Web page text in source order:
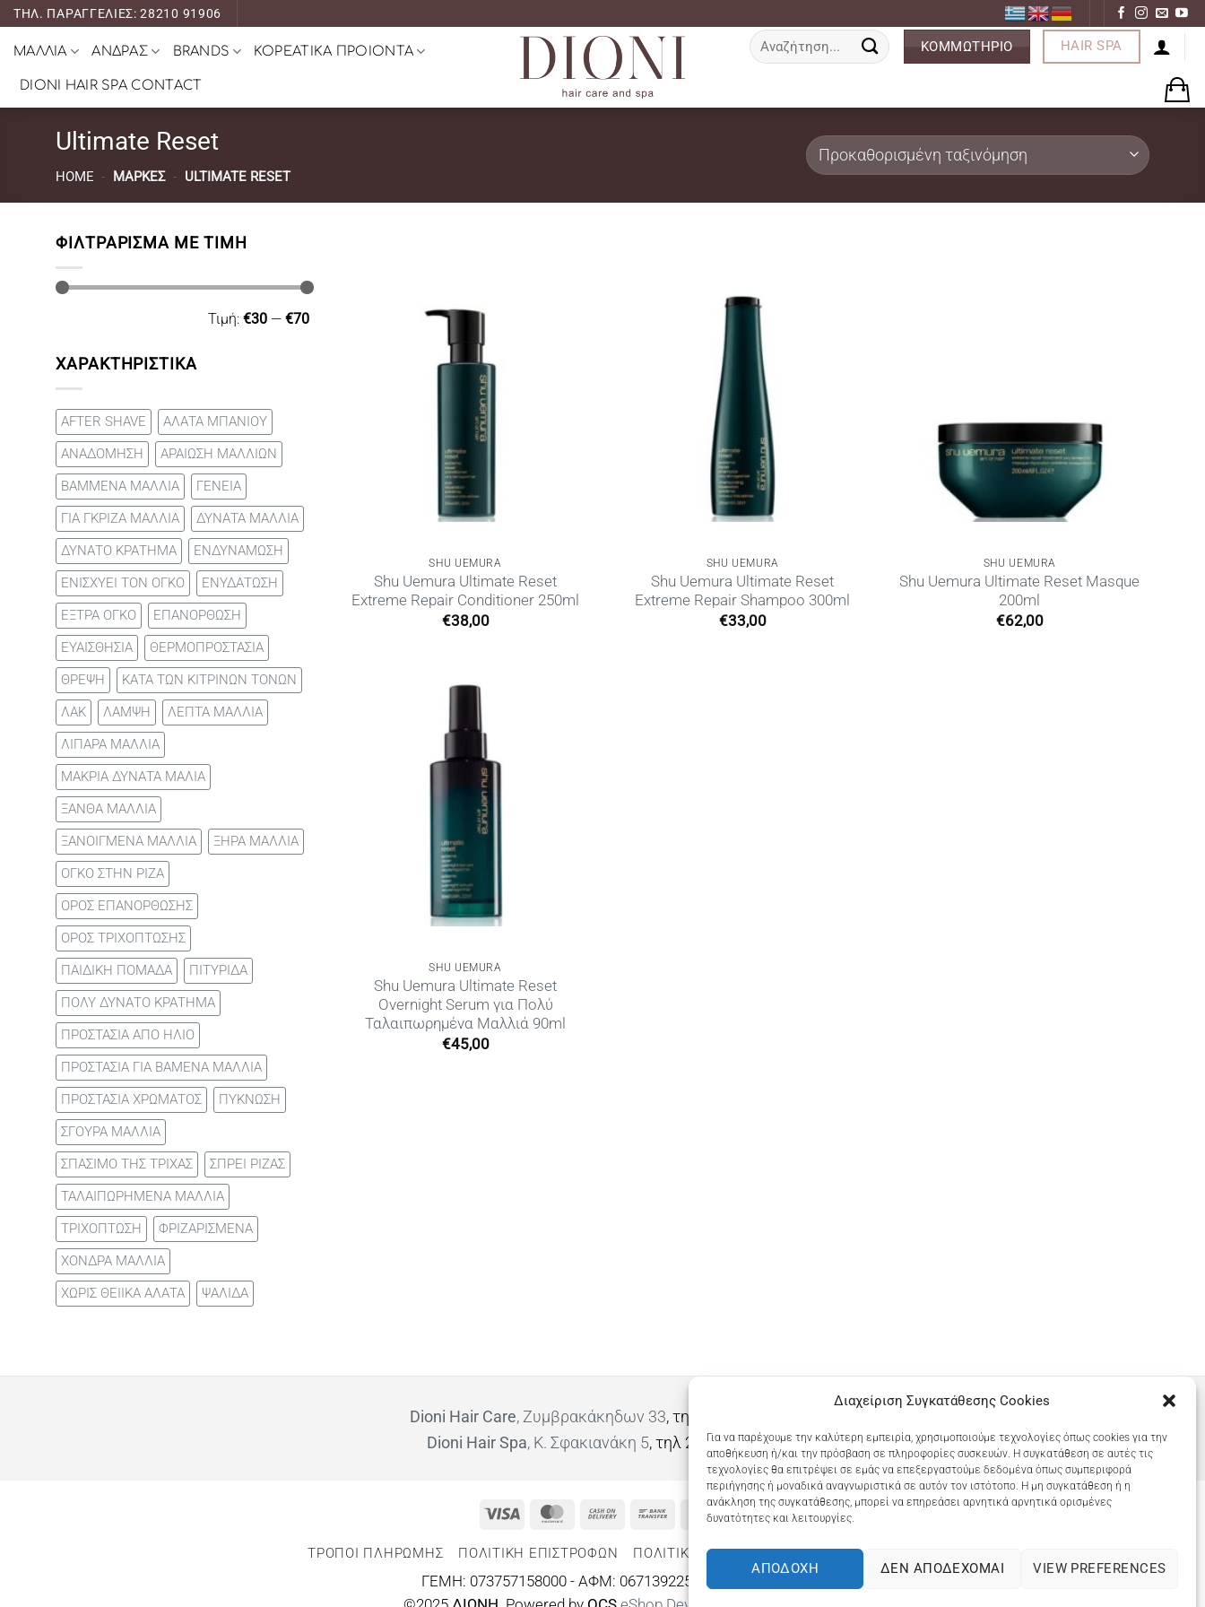
Διαχείριση Συγκατάθεσης Cookies
Για να παρέχουμε την καλύτερη εμπειρία, χρησιμοποιούμε τεχνολογίες όπως cookies για την
αποθήκευση ή/και την πρόσβαση σε πληροφορίες συσκευών. Η συγκατάθεση σε αυτές τις
τεχνολογίες θα επιτρέψει σε εμάς να επεξεργαστούμε δεδομένα όπως συμπεριφορά
περιήγησης ή μοναδικά αναγνωριστικά σε αυτόν τον ιστότοπο. Η μη συγκατάθεση ή η
ανάκληση της συγκατάθεσης, μπορεί να επηρεάσει αρνητικά αρνητικά ορισμένες
δυνατότητες και λειτουργίες.
ΑΠΟΔΟΧΉ ΔΕΝ ΑΠΟΔΈΧΟΜΑΙ VIEW PREFERENCES
Μετάβαση
ΤΗΛ. ΠΑΡΑΓΓΕΛΙΕΣ: 28210 91906
ΜΑΛΛΙΑ ΑΝΔΡΑΣ BRANDS ΚΟΡΕΑΤΙΚΑ ΠΡΟΙΟΝΤΑ
DIONI HAIR SPA CONTACT
Αναζήτηση
για:
ΚΟΜΜΩΤΗΡΙΟ HAIR SPA
Ultimate Reset
HOME - ΜΆΡΚΕΣ - ULTIMATE RESET
ΦΙΛΤΡΆΡΙΣΜΑ ΜΕ ΤΙΜΉ
Τιμή: €30— €70
ΧΑΡΑΚΤΗΡΙΣΤΙΚΑ
AFTER SHAVE
ΑΛΑΤΑ ΜΠΑΝΙΟΥ
ΑΝΑΔΟΜΗΣΗ
ΑΡΑΙΩΣΗ ΜΑΛΛΙΩΝ
ΒΑΜΜΕΝΑ ΜΑΛΛΙΑ
ΓΕΝΕΙΑ
ΓΙΑ ΓΚΡΙΖΑ ΜΑΛΛΙΑ
ΔΥΝΑΤΑ ΜΑΛΛΙΑ
ΔΥΝΑΤΟ ΚΡΑΤΗΜΑ
ΕΝΔΥΝΑΜΩΣΗ
ΕΝΙΣΧΥΕΙ ΤΟΝ ΟΓΚΟ
ΕΝΥΔΑΤΩΣΗ
ΕΞΤΡΑ ΟΓΚΟ
ΕΠΑΝΟΡΘΩΣΗ
ΕΥΑΙΣΘΗΣΙΑ
ΘΕΡΜΟΠΡΟΣΤΑΣΙΑ
ΘΡΕΨΗ
ΚΑΤΑ ΤΩΝ ΚΙΤΡΙΝΩΝ ΤΟΝΩΝ
ΛΑΚ
ΛΑΜΨΗ
ΛΕΠΤΑ ΜΑΛΛΙΑ
ΛΙΠΑΡΑ ΜΑΛΛΙΑ
ΜΑΚΡΙΑ ΔΥΝΑΤΑ ΜΑΛΙΑ
ΞΑΝΘΑ ΜΑΛΛΙΑ
ΞΑΝΟΙΓΜΕΝΑ ΜΑΛΛΙΑ
ΞΗΡΑ ΜΑΛΛΙΑ
ΟΓΚΟ ΣΤΗΝ ΡΙΖΑ
ΟΡΟΣ ΕΠΑΝΟΡΘΩΣΗΣ
ΟΡΟΣ ΤΡΙΧΟΠΤΩΣΗΣ
ΠΑΙΔΙΚΗ ΠΟΜΑΔΑ
ΠΙΤΥΡΙΔΑ
ΠΟΛΥ ΔΥΝΑΤΟ ΚΡΑΤΗΜΑ
ΠΡΟΣΤΑΣΙΑ ΑΠΟ ΗΛΙΟ
ΠΡΟΣΤΑΣΙΑ ΓΙΑ ΒΑΜΕΝΑ ΜΑΛΛΙΑ
ΠΡΟΣΤΑΣΙΑ ΧΡΩΜΑΤΟΣ
ΠΥΚΝΩΣΗ
ΣΓΟΥΡΑ ΜΑΛΛΙΑ
ΣΠΑΣΙΜΟ ΤΗΣ ΤΡΙΧΑΣ
ΣΠΡΕΙ ΡΙΖΑΣ
ΤΑΛΑΙΠΩΡΗΜΕΝΑ ΜΑΛΛΙΑ
ΤΡΙΧΟΠΤΩΣΗ
ΦΡΙΖΑΡΙΣΜΕΝΑ
ΧΟΝΔΡΑ ΜΑΛΛΙΑ
ΧΩΡΙΣ ΘΕΙΙΚΑ ΑΛΑΤΑ
ΨΑΛΙΔΑ
SHU UEMURA
Shu Uemura Ultimate Reset
Extreme Repair Conditioner 250ml
€38,00
SHU UEMURA
Shu Uemura Ultimate Reset
Extreme Repair Shampoo 300ml
€33,00
SHU UEMURA
Shu Uemura Ultimate Reset Masque
200ml
€62,00
SHU UEMURA
Shu Uemura Ultimate Reset
Overnight Serum για Πολύ
Ταλαιπωρημένα Μαλλιά 90ml
€45,00
Dioni Hair Care, Ζυμβρακάκηδων 33, τηλ 28210 91906
Dioni Hair Spa, Κ. Σφακιανάκη 5, τηλ 28210 94712
Visa MasterCard
Cash
Delivery
Google
ΤΡΟΠΟΙ ΠΛΗΡΩΜΗΣ ΠΟΛΙΤΙΚΉ ΕΠΙΣΤΡΟΦΏΝ ΠΟΛΙΤΙΚΉ ΑΠΟΡΡΉΤΟΥ – COOKIES (ΕΕ)
ΓΕΜΗ: 073757158000 - ΑΦΜ: 067139225 ΔΟΥ:ΧΑΝΙΩΝ